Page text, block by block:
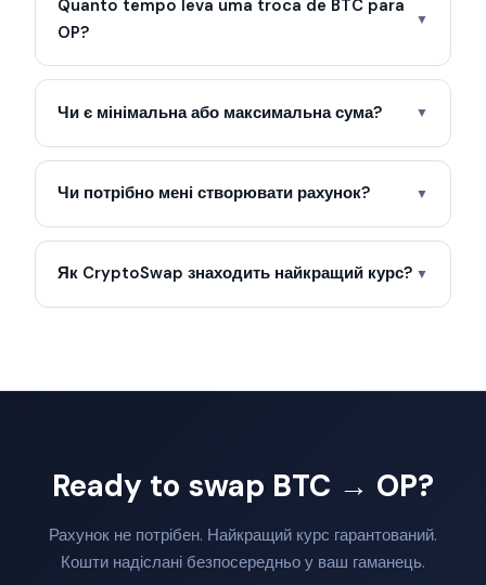
Quanto tempo leva uma troca de BTC para
OP?
▼
Чи є мінімальна або максимальна сума? ▼
Чи потрібно мені створювати рахунок? ▼
Як CryptoSwap знаходить найкращий курс? ▼
Ready to swap BTC → OP?
Рахунок не потрібен. Найкращий курс гарантований.
Кошти надіслані безпосередньо у ваш гаманець.